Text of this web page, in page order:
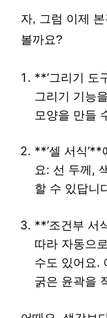
자, 그럼 이제
볼까요?
**’그리기 도
그리기 기능
모양을 만들
**’셀 서식
요: 선 두께,
할 수 있답니
**’조건부 서
따라 자동으
수도 있어요.
굵은 윤곽을